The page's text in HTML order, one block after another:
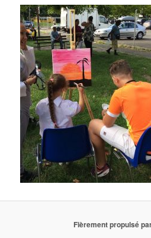
Fièrement propulsé